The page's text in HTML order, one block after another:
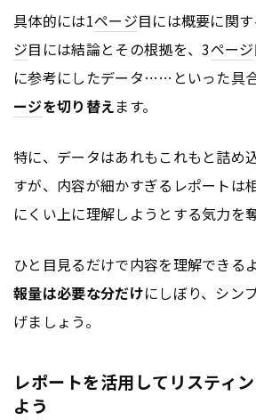
具体的には1ページ目には概要に関
ジ目には結論とその根拠を、3ページ
に参考にしたデータ……といった具
ージを切り替えます。
特に、データはあれもこれもと詰め
すが、内容が細かすぎるレポートは
にくい上に理解しようとする気力を
ひと目見るだけで内容を理解できるよ
報量は必要な分だけにしぼり、シン
げましょう。
レポートを活用してリスティ
よう